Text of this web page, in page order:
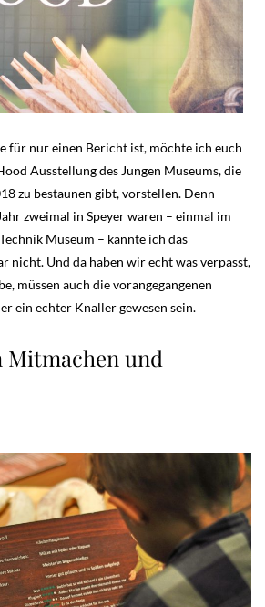
für nur einen Bericht ist, möchte ich euch
Ausstellung des Jungen Museums, die
zu bestaunen gibt, vorstellen. Denn
zweimal in Speyer waren – einmal im
Museum – kannte ich das
nicht. Und da haben wir echt was verpasst,
müssen auch die vorangegangenen
ein echter Knaller gewesen sein.
Mitmachen und